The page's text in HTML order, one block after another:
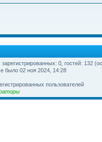
зарегистрированных: 0, гостей: 132
было 02 ноя 2024, 14:28
пользователей